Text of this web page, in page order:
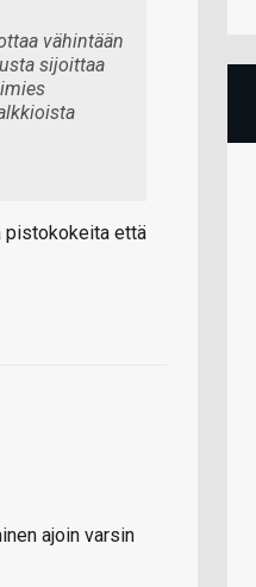
vähintään
sijoittaa
pistokokeita että
ajoin varsin